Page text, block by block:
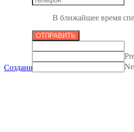
В ближайшее время
ОТПРАВИТЬ
Создание сайтов в Пензе Все права